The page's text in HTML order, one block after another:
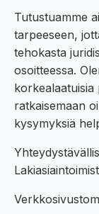
Tutustuamme
tarpeeseen,
tehokasta
osoitteessa.
korkealaatuisia
ratkaisemaan
kysymyksiä